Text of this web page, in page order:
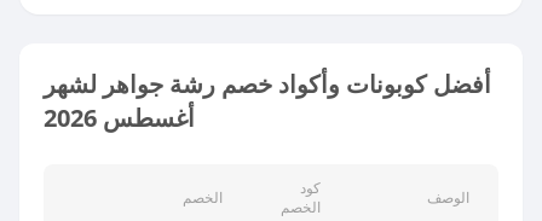
أفضل كوبونات وأكواد خصم رشة جواهر لشهر
أغسطس 2026
الخصم
كود
الخصم
الوصف